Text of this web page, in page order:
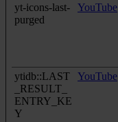
yt-icons-last-
purged
YouTube
ytidb::LAST
_RESULT_
ENTRY_KE
Y
YouTube